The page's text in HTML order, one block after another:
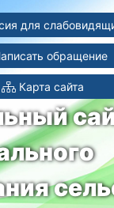
для
обращение
Карта сайта